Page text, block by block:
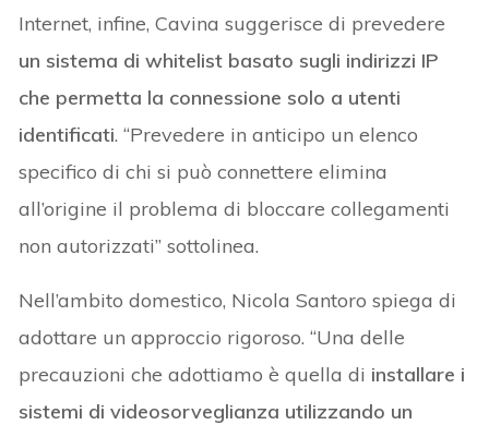
Internet, infine, Cavina suggerisce di prevedere
un sistema di whitelist basato sugli indirizzi IP
che permetta la connessione solo a utenti
identificati. “Prevedere in anticipo un elenco
specifico di chi si può connettere elimina
all’origine il problema di bloccare collegamenti
non autorizzati” sottolinea.
Nell’ambito domestico, Nicola Santoro spiega di
adottare un approccio rigoroso. “Una delle
precauzioni che adottiamo è quella di installare i
sistemi di videosorveglianza utilizzando un